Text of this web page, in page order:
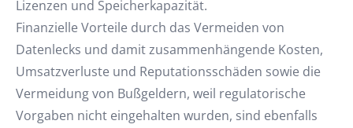
Lizenzen und Speicherkapazität.
Finanzielle Vorteile durch das Vermeiden von
Datenlecks und damit zusammenhängende Kosten,
Umsatzverluste und Reputationsschäden sowie die
Vermeidung von Bußgeldern, weil regulatorische
Vorgaben nicht eingehalten wurden, sind ebenfalls